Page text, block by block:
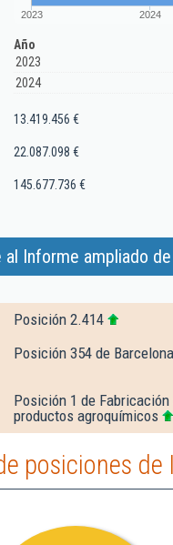
2023 2024
Año
2023
2024
13.419.456 €
22.087.098 €
145.677.736 €
al Informe ampliado
Posición 2.414
Posición 354 de Barcelona
Posición 1 de
productos agroquímicos
posiciones